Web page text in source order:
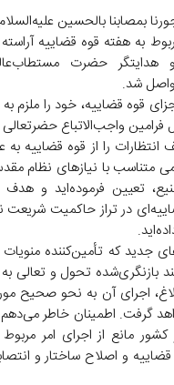
بمصابنا بالحسین علیه‌السلام
به هفته قوه قضاییه
هدایتگر حضرت
واصل شد.
قوه قضاییه، خود را ملزم
فرامین واجب‌الاتباع
را از قوه قضاییه به
متناسب با نیازهای نظام
تعیین فرموده‌اید و
در تراز حاکمیت شریعت
جدید که تأمین‌کننده
بازنگری‌شده تحول و تعالی
اجرای آن به نحو صحیح
گرفت. اطمینان خاطر می‌دهم
مانع از اجرای امر
قضاییه و اصلاح ساختار و